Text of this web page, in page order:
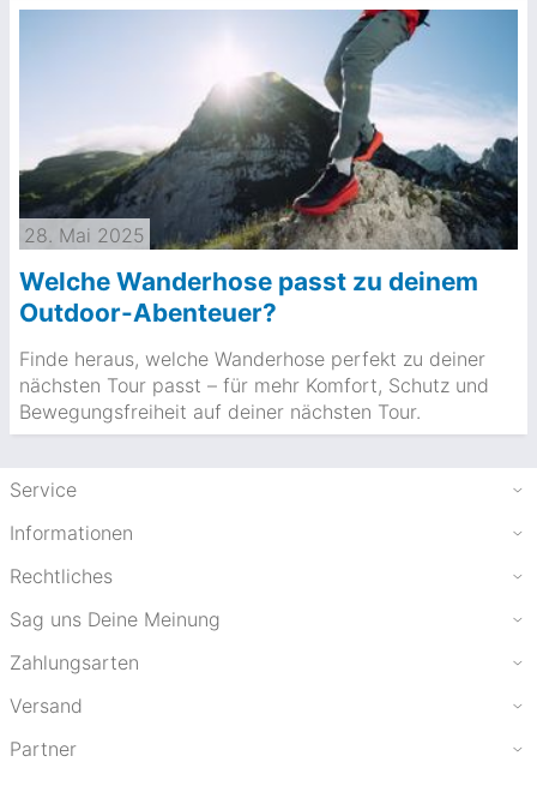
Welche Wanderhose passt zu deinem
Outdoor-Abenteuer?
Finde heraus, welche Wanderhose perfekt zu deiner
nächsten Tour passt – für mehr Komfort, Schutz und
Bewegungsfreiheit auf deiner nächsten Tour.
28. Mai 2025
Service
Informationen
Rechtliches
Sag uns Deine Meinung
Zahlungsarten
Versand
Partner